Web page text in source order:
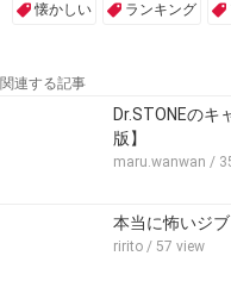
懐かしい ランキング
関連する記事
Dr.STONEの
版】
maru.wanwan /
本当に怖いジ
ririto / 57 view